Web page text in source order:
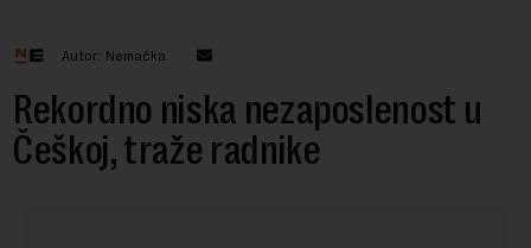
Autor: Nemačka
Rekordno niska nezaposlenost u
Češkoj, traže radnike